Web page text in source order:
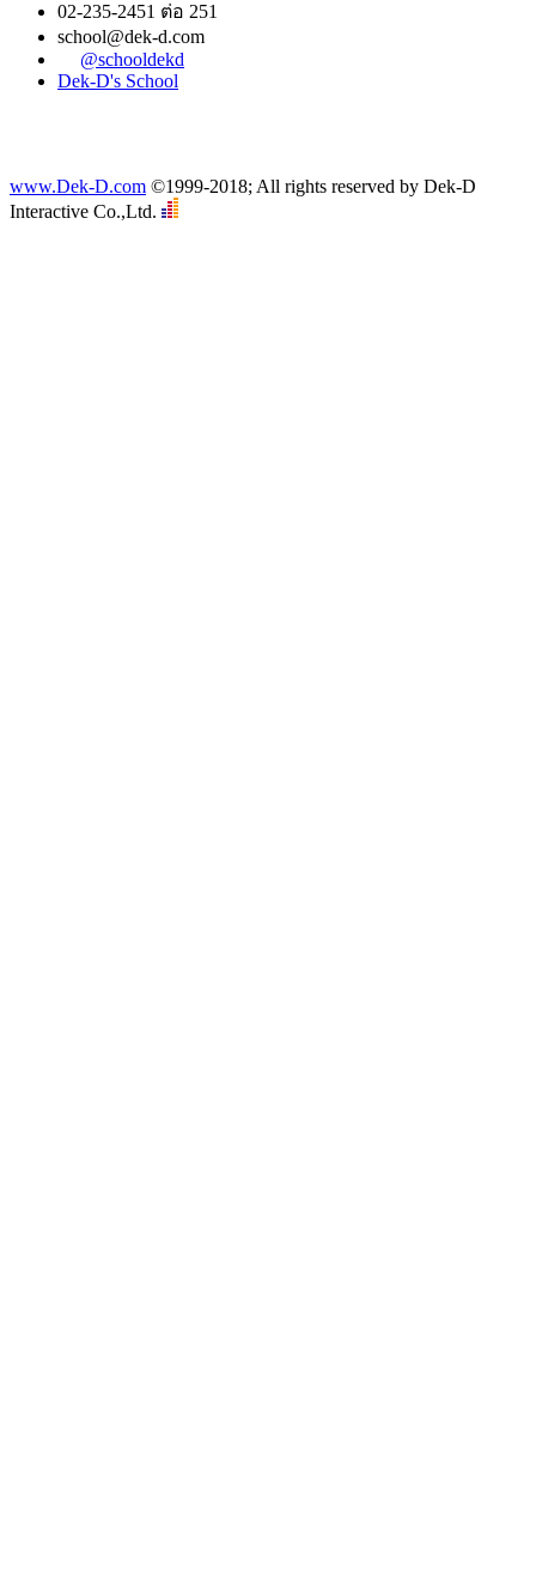
02-235-2451 ต่อ 251
school@dek-d.com
@schooldekd
Dek-D's School
www.Dek-D.com ©1999-2018; All rights reserved by Dek-D
Interactive Co.,Ltd.